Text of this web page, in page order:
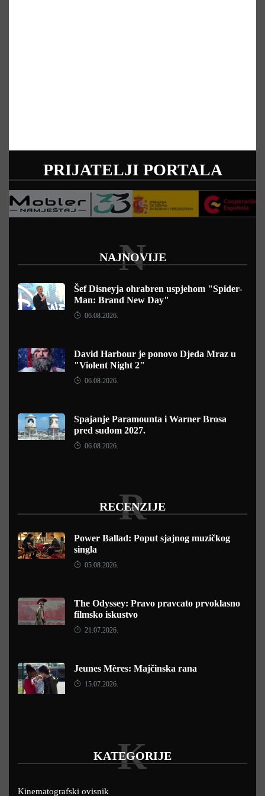
PRIJATELJI PORTALA
NAJNOVIJE
N
Šef Disneyja ohrabren uspjehom "Spider-
Man: Brand New Day"
06.08.2026.
David Harbour je ponovo Djeda Mraz u
"Violent Night 2"
06.08.2026.
Spajanje Paramounta i Warner Brosa
pred sudom 2027.
06.08.2026.
RECENZIJE
R
Power Ballad: Poput sjajnog muzičkog
singla
05.08.2026.
The Odyssey: Pravo pravcato prvoklasno
filmsko iskustvo
21.07.2026.
Jeunes Mères: Majčinska rana
15.07.2026.
KATEGORIJE
K
Kinematografski ovisnik